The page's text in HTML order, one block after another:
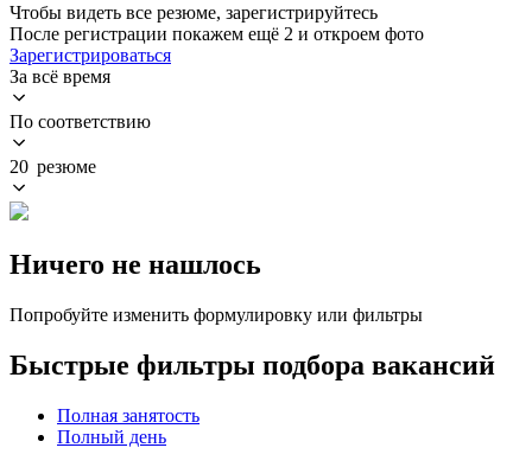
Чтобы видеть все резюме, зарегистрируйтесь
После регистрации покажем ещё 2 и откроем фото
Зарегистрироваться
За всё время
По соответствию
20 резюме
Ничего не нашлось
Попробуйте изменить формулировку или фильтры
Быстрые фильтры подбора вакансий
Полная занятость
Полный день